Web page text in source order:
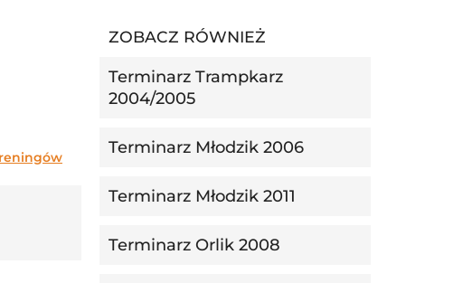
ZOBACZ RÓWNIEŻ
Terminarz Trampkarz
2004/2005
Terminarz Młodzik 2006
Terminarz Młodzik 2011
Terminarz Orlik 2008